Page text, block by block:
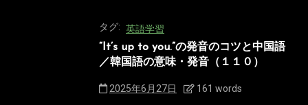
タグ: 英語学習
“It’s up to you.”の発音のコツと中国語
／韓国語の意味・発音（１１０）
2025年6月27日 161 words